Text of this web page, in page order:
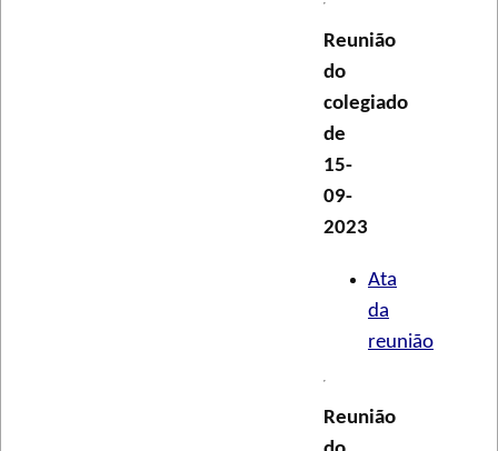
Reunião
do
colegiado
de
15-
09-
2023
Ata
da
reunião
Reunião